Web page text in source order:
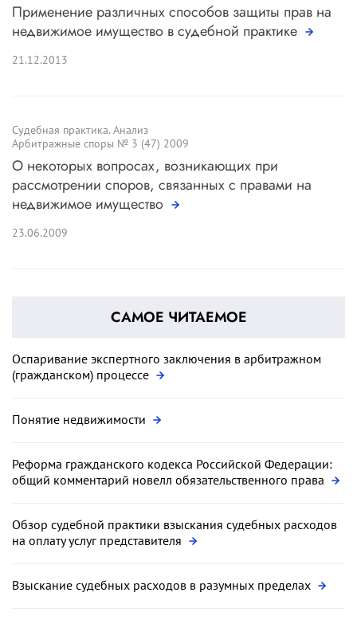
Применение различных способов защиты прав на
недвижимое имущество в судебной практике
21.12.2013
Судебная практика. Анализ
Арбитражные споры № 3 (47) 2009
О некоторых вопросах, возникающих при
рассмотрении споров, связанных с правами на
недвижимое имущество
23.06.2009
САМОЕ ЧИТАЕМОЕ
Оспаривание экспертного заключения в арбитражном
(гражданском) процессе
Понятие недвижимости
Реформа гражданского кодекса Российской Федерации:
общий комментарий новелл обязательственного права
Обзор судебной практики взыскания судебных расходов
на оплату услуг представителя
Взыскание судебных расходов в разумных пределах